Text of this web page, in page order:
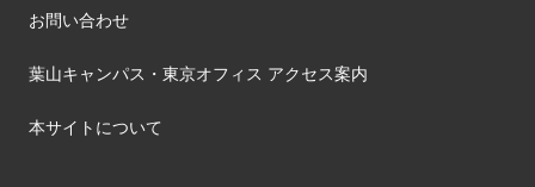
お問い合わせ
葉山キャンパス・東京オフィス アクセス案内
本サイトについて